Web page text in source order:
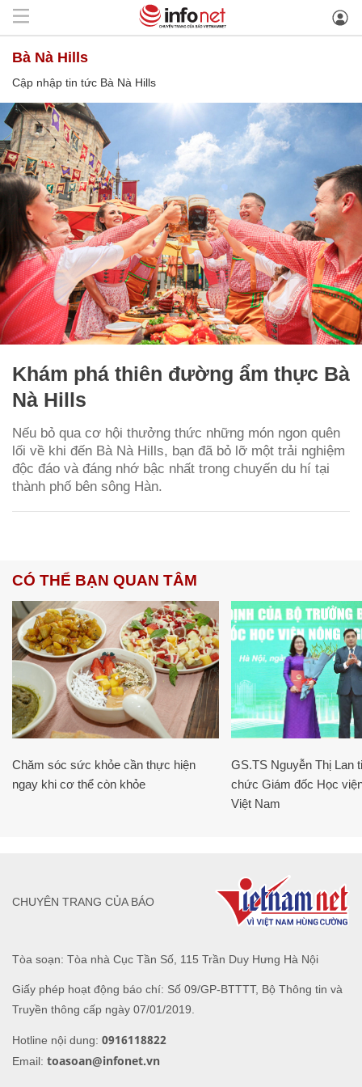
Bà Nà Hills
Cập nhập tin tức Bà Nà Hills
Khám phá thiên đường ẩm thực Bà
Nà Hills
Nếu bỏ qua cơ hội thưởng thức những món ngon quên
lối về khi đến Bà Nà Hills, bạn đã bỏ lỡ một trải nghiệm
độc đáo và đáng nhớ bậc nhất trong chuyến du hí tại
thành phố bên sông Hàn.
CÓ THỂ BẠN QUAN TÂM
Chăm sóc sức khỏe cần thực hiện
ngay khi cơ thể còn khỏe
GS.TS Nguyễn Thị Lan
chức Giám đốc Học
Việt Nam
Tòa soạn: Tòa nhà Cục Tần Số, 115 Trần Duy Hưng Hà Nội
Giấy phép hoạt động báo chí: Số 09/GP-BTTTT, Bộ Thông tin và
Truyền thông cấp ngày 07/01/2019.
Hotline nội dung: 0916118822
Email: toasoan@infonet.vn
CHUYÊN TRANG CỦA BÁO